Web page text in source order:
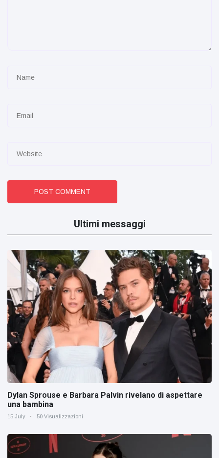
POST COMMENT
Ultimi messaggi
Dylan Sprouse e Barbara Palvin rivelano di aspettare
una bambina
15 July 50 Visualizzazioni